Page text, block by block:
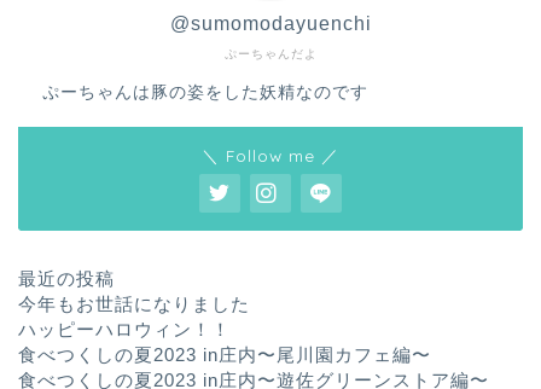
ぷーちゃんだよ
@sumomodayuenchi
ぷーちゃんは豚の姿をした妖精なのです
＼ Follow me ／
最近の投稿
今年もお世話になりました
ハッピーハロウィン！！
食べつくしの夏2023 in庄内〜尾川園カフェ編〜
食べつくしの夏2023 in庄内〜遊佐グリーンストア編〜